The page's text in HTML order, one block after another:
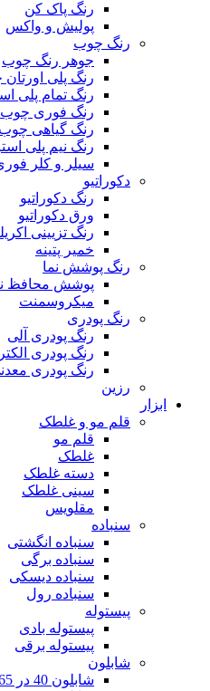
رنگ پاک کن
پولیش و واکس
رنگ چوب
جوهر رنگ چوب
رنگ پلی
رنگ تمام پلی
رنگ فوری چوب
رنگ گیاهی چوب
رنگ نیم پلی
سیلر و کلر
دکوراتیو
رنگ دکوراتیو
ورق دکوراتیو
رنگ تزیینی
خمیر پتینه
رنگ پوشش نما
پوشش محافظ
میکروسمنت
رنگ پودری
رنگ پودری آلی
رنگ پودری
رنگ پودری
رزین
ابزار
قلم مو و غلطک
قلم مو
غلطک
دسته غلطک
سینی غلطک
مقلویس
سنباده
سنباده انگشتی
سنباده برگی
سنباده دیسکی
سنباده رول
پیستوله
پیستوله بادی
پیستوله برقی
شابلون
شابلون 40 در 65